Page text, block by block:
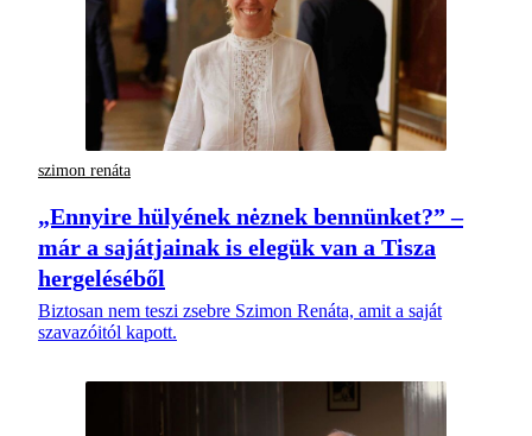
szimon renáta
„Ennyire hülyének nėznek bennünket?” –
már a sajátjainak is elegük van a Tisza
hergeléséből
Biztosan nem teszi zsebre Szimon Renáta, amit a saját
szavazóitól kapott.